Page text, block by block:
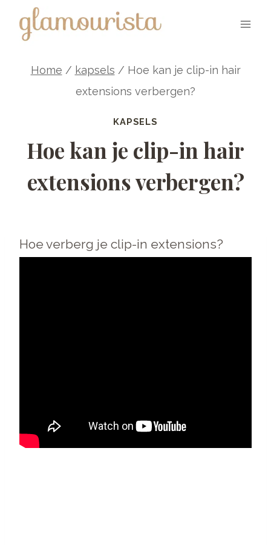
contentHome / kapsels / Hoe kan je clip-in hair
extensions verbergen?
KAPSELS
Hoe kan je clip-in hair
extensions verbergen?
Hoe verberg je clip-in extensions?